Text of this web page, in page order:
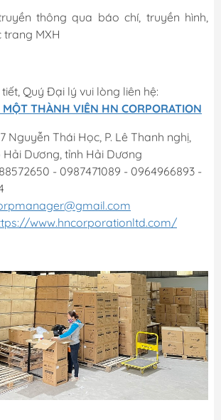
thông qua báo chí, truyền hình,
trang MXH
Quý Đại lý vui lòng liên hệ:
THÀNH VIÊN HN CORPORATION
Nguyễn Thái Học, P. Lê Thanh nghị,
Dương, tỉnh Hải Dương
- 0987471089 - 0964966893 -
www.hncorporationltd.com/